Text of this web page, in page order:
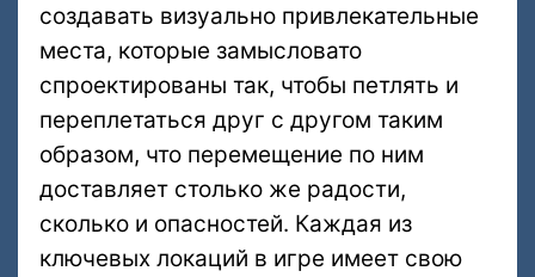
создавать визуально привлекательные
места, которые замысловато
спроектированы так, чтобы петлять и
переплетаться друг с другом таким
образом, что перемещение по ним
доставляет столько же радости,
сколько и опасностей. Каждая из
ключевых локаций в игре имеет свою